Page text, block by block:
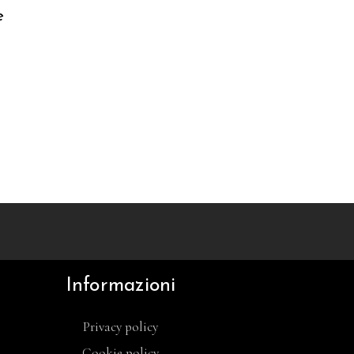
Informazioni
Privacy policy